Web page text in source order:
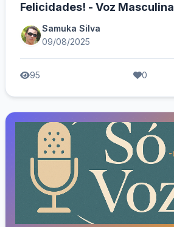
Felicidades! - Voz Masculina
Samuka Silva
09/08/2025
95 0